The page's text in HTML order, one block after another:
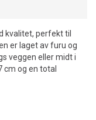
kvalitet, perfekt til
er laget av furu og
veggen eller midt i
cm og en total